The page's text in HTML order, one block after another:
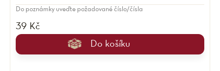
39 Kč
Do košíku
Do poznámky uveďte požadované číslo/čísla